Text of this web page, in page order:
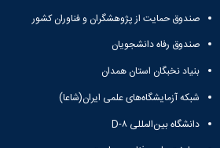
کارکنان
مصالح
آزمایشگاه
مواد
آزمایشگاه
شناسی
آزمایشگاه
هوش
اخلاق
در
پژوهش
کرسی
نظریه
پردازی
دانشگاه
های
اعضای
هیات
علمی
سایر
آیین
ها
صندوق حمایت از پژوهشگران و فناوران کشور
صندوق رفاه دانشجویان
بنیاد نخبگان استان همدان
شبکه آزمایشگاه‌های علمی ایران(شاعا)
دانشگاه بین‌المللی D-۸